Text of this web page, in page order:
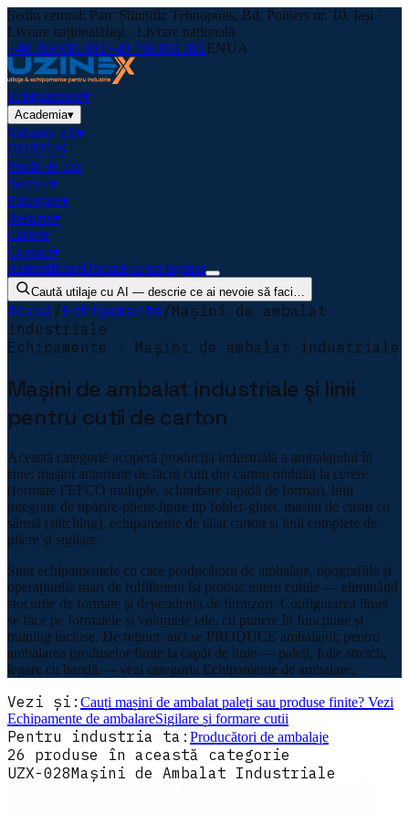
Sediu central: Parc Științific Tehnopolis, Bd. Poitiers nr. 10, Iași ·
Livrare naționalăIași · Livrare națională
+40 769 081 081+40 769 081 081 ENUA
Echipamente▾
Academia▾
Industry 4.0▾
HORTUS
Studii de caz
Service▾
Finanțare▾
Resurse▾
Cariere
Contact▾
AutentificareDiscută cu un inginer
Caută utilaje cu AI — descrie ce ai nevoie să faci…
Acasă/Echipamente /Mașini de ambalat
industriale
Echipamente · Mașini de ambalat industriale
Mașini de ambalat industriale și linii
pentru cutii de carton
Această categorie acoperă producția industrială a ambalajului în
sine: mașini automate de făcut cutii din carton ondulat la cerere
(formate FEFCO multiple, schimbare rapidă de format), linii
integrate de tipărire-pliere-lipire tip folder-gluer, mașini de cusut cu
sârmă (stitching), echipamente de tăiat carton și linii complete de
pliere și sigilare.
Sunt echipamentele cu care producătorii de ambalaje, tipografiile și
operațiunile mari de fulfillment își produc intern cutiile — eliminând
stocurile de formate și dependența de furnizori. Configurarea liniei
se face pe formatele și volumele tale, cu punere în funcțiune și
training incluse. De reținut: aici se PRODUCE ambalajul; pentru
ambalarea produselor finite la capăt de linie — paleți, folie stretch,
legare cu bandă — vezi categoria Echipamente de ambalare.
Vezi și: Cauți mașini de ambalat paleți sau produse finite? Vezi
Echipamente de ambalareSigilare și formare cutii
Pentru industria ta: Producători de ambalaje
26 produse în această categorie
UZX-028Mașini de Ambalat Industriale